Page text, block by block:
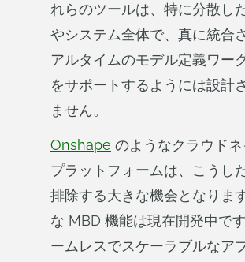
れらのツールは、特に分散し
やシステム全体で、真に統合
アルタイムのモデル定義ワー
をサポートするようには設計
ません。
Onshape のようなクラウド
プラットフォームは、こうし
排除する大きな機会となりま
な MBD 機能は現在開発中で
ームレスでスケーラブルなア